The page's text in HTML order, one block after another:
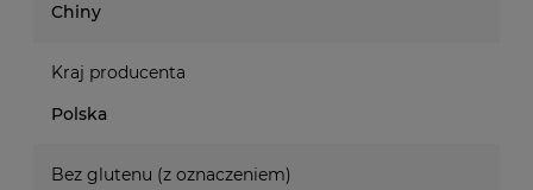
Chiny
Kraj producenta
Polska
Bez glutenu (z oznaczeniem)